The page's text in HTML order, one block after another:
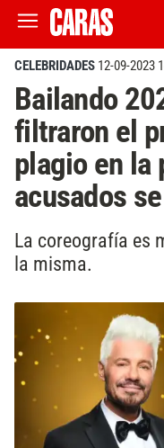
CELEBRIDADES 12-09-2023
Bailando
filtraron el
plagio en la
acusados
La coreografía es
la misma.